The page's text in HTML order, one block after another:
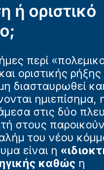
ή οριστικό
περί
οριστικής
διασταυρωθεί
ημιεπίσημα,
στις δύο
στους
του νέου
είναι η
καθώς η